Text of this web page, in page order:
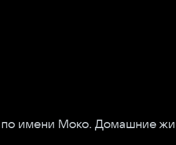
по имени Моко. Домашние